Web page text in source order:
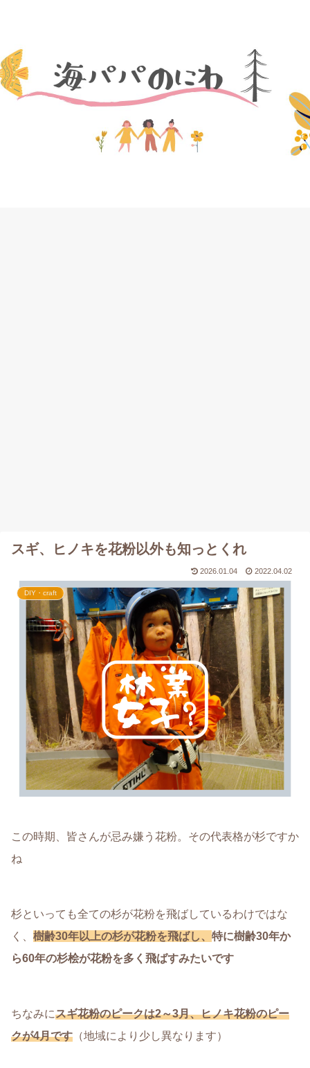
スギ、ヒノキを花粉以外も知っとくれ
2026.01.04 2022.04.02
DIY・craft
この時期、皆さんが忌み嫌う花粉。その代表格が杉ですか
ね
杉といっても全ての杉が花粉を飛ばしているわけではな
く、 樹齢30年以上の杉が花粉を飛ばし、 特に樹齢30年か
ら60年の杉桧が花粉を多く飛ばすみたいです
ちなみにスギ花粉のピークは2～3月、ヒノキ花粉のピー
クが4月です （地域により少し異なります）